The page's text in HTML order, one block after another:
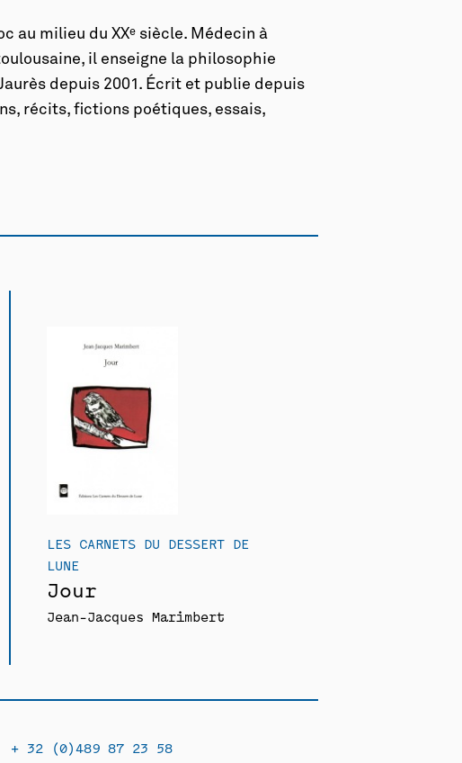
au milieu du XXe siècle. Médecin à
il enseigne la philosophie
depuis 2001. Écrit et publie depuis
récits, fictions poétiques, essais,
LES CARNETS DU DESSERT DE
LUNE
Jour
Jean-Jacques Marimbert
+ 32 (0)489 87 23 58